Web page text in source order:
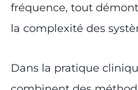
fréquence, tout
la complexité des
Dans la pratique